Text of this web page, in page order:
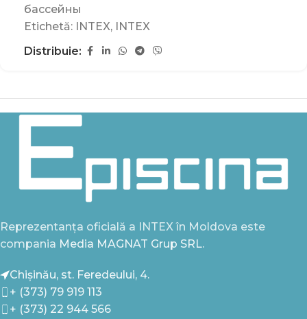
бассейны
Etichetă:
INTEX,
INTEX
Distribuie:
Reprezentanța oficială a INTEX în Moldova este
compania Media MAGNAT Grup SRL.
Chișinău, st. Feredeului, 4.
+ (373) 79 919 113
+ (373) 22 944 566